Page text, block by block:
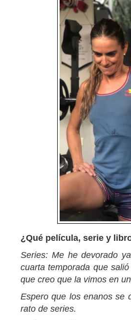
¿Qué película, serie y
Series: Me he devorado
cuarta temporada que
que creo que la vimos en
Espero que los enanos se
rato de series.